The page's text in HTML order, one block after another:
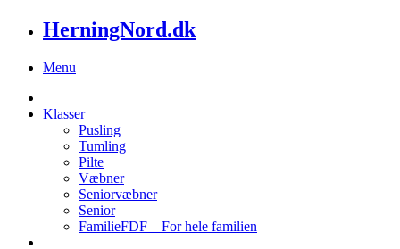
HerningNord.dk
Menu
Klasser
Pusling
Tumling
Pilte
Væbner
Seniorvæbner
Senior
FamilieFDF – For hele familien